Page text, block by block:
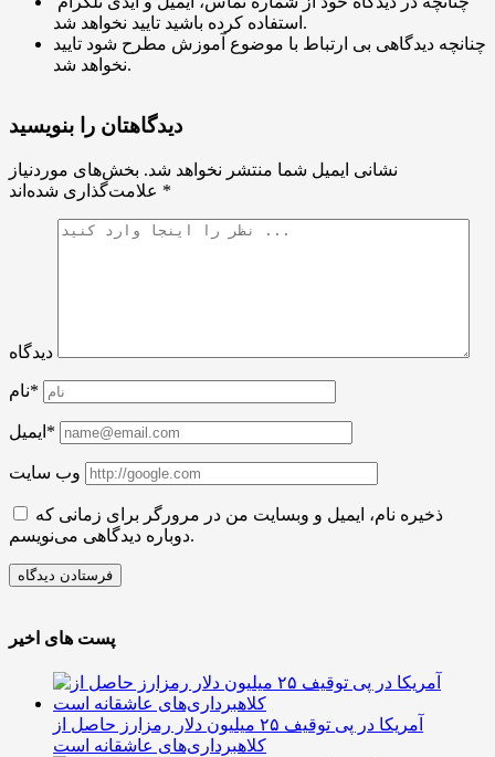
استفاده کرده باشید تایید نخواهد شد.
چنانچه دیدگاهی بی ارتباط با موضوع آموزش مطرح شود تایید
نخواهد شد.
دیدگاهتان را بنویسید
نشانی ایمیل شما منتشر نخواهد شد. بخش‌های موردنیاز
*
دیدگاه
نام*
ایمیل*
وب سایت
ذخیره نام، ایمیل و وبسایت من در مرورگر برای زمانی که
دوباره دیدگاهی می‌نویسم.
پست های اخیر
آمریکا در پی توقیف ۲۵ میلیون دلار رمزارز حاصل از
کلاهبرداری‌های عاشقانه است